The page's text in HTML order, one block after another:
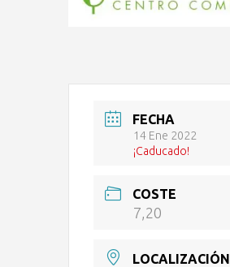
FECHA
14 Ene 2022
¡Caducado!
COSTE
7,20
LOCALIZACIÓN